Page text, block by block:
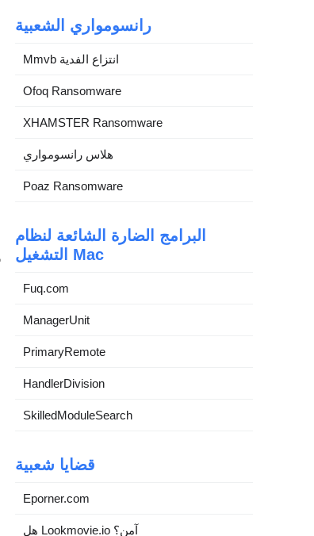
رانسومواري الشعبية
Mmvb انتزاع الفدية
Ofoq Ransomware
XHAMSTER Ransomware
هلاس رانسومواري
Poaz Ransomware
البرامج الضارة الشائعة لنظام
التشغيل Mac
Fuq.com
ManagerUnit
PrimaryRemote
HandlerDivision
SkilledModuleSearch
قضايا شعبية
Eporner.com
هل Lookmovie.io آمن؟